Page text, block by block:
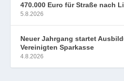
470.000 Euro für Straße nach
5.8.2026
Neuer Jahrgang startet
Vereinigten Sparkasse
4.8.2026